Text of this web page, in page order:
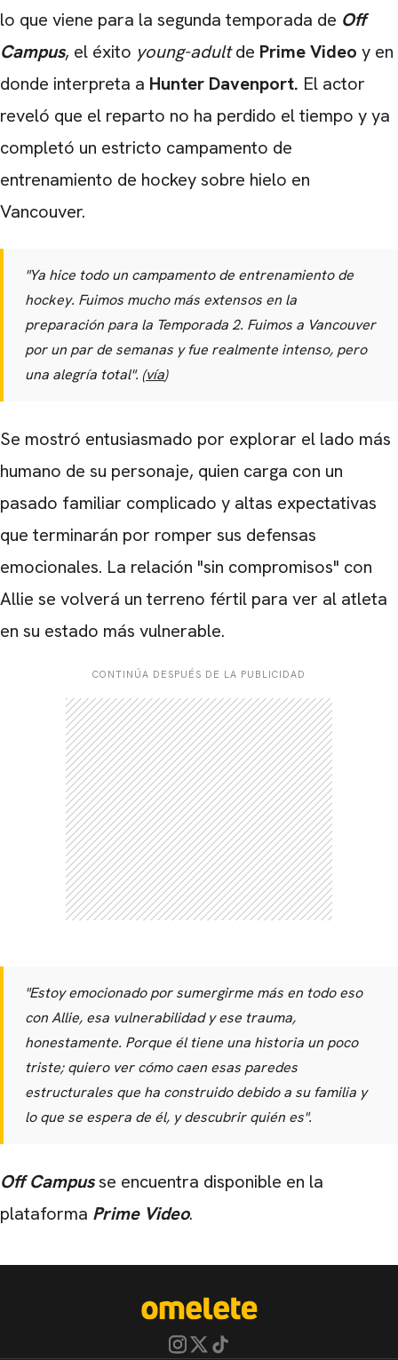
lo que viene para la segunda temporada de Off
Campus, el éxito young-adultde Prime Video y en
donde interpreta a Hunter Davenport. El actor
reveló que el reparto no ha perdido el tiempo y ya
completó un estricto campamento de
entrenamiento de hockey sobre hielo en
Vancouver.
"Ya hice todo un campamento de entrenamiento de
hockey. Fuimos mucho más extensos en la
preparación para la Temporada 2. Fuimos a Vancouver
por un par de semanas y fue realmente intenso, pero
una alegría total". (vía)
Se mostró entusiasmado por explorar el lado más
humano de su personaje, quien carga con un
pasado familiar complicado y altas expectativas
que terminarán por romper sus defensas
emocionales. La relación "sin compromisos" con
Allie se volverá un terreno fértil para ver al atleta
en su estado más vulnerable.
CONTINÚA DESPUÉS DE LA PUBLICIDAD
"Estoy emocionado por sumergirme más en todo eso
con Allie, esa vulnerabilidad y ese trauma,
honestamente. Porque él tiene una historia un poco
triste; quiero ver cómo caen esas paredes
estructurales que ha construido debido a su familia y
lo que se espera de él, y descubrir quién es".
Off Campusse encuentra disponible en la
plataforma Prime Video.
CARREGANDO PUBLICIDADE